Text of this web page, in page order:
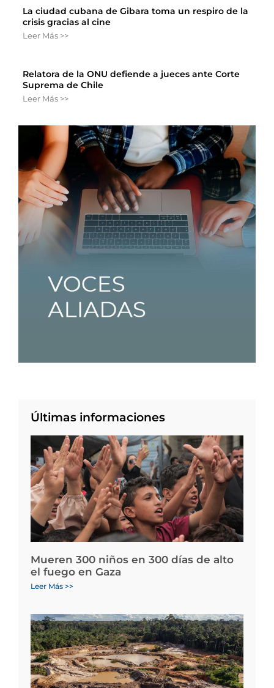
La ciudad cubana de Gibara toma un respiro de la
crisis gracias al cine
Leer Más >>
Relatora de la ONU defiende a jueces ante Corte
Suprema de Chile
Leer Más >>
Últimas informaciones
Mueren 300 niños en 300 días de alto
el fuego en Gaza
Leer Más >>